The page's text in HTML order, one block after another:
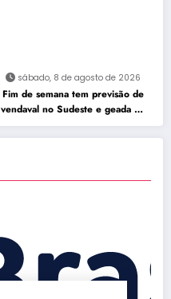
sábado, 8 de agosto de 2026
Fim de semana tem previsão de
vendaval no Sudeste e geada no
Sul